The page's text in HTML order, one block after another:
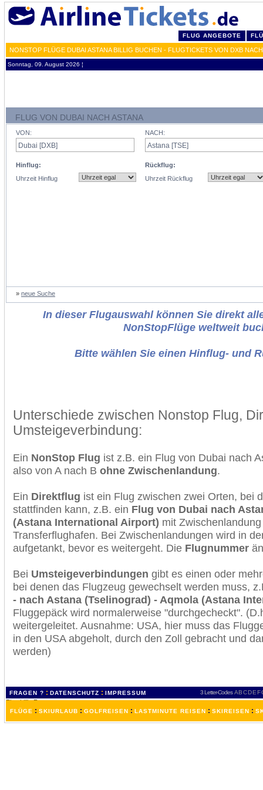
FLUG ANGEBOTE
NONSTOP FLÜGE DUBAI ASTANA BILLIG BUCHEN - FLUGTICKETS VON DXB
Sonntag, 09. August 2026 ¦
FLUG VON DUBAI NACH ASTANA
VON:
Hinflug:
Uhrzeit Hinflug
NACH:
Rückflug:
Uhrzeit Rückflug
» neue Suche
In dieser Flugauswahl können Sie direkt
NonStopFlüge weltweit
Bitte wählen Sie einen Hinflug- und
Unterschiede zwischen Nonstop Flug,
Umsteigeverbindung:
Ein NonStop Flug ist z.B. ein Flug von Dubai nach
also von A nach B ohne Zwischenlandung.
Ein Direktflug ist ein Flug zwischen zwei Orten, bei
stattfinden kann, z.B. ein Flug von Dubai nach
(Astana International Airport) mit
Transferflughafen. Bei Zwischenlandungen wird in
aufgetankt, bevor es weitergeht. Die Flugnummer
Bei Umsteigeverbindungen gibt es einen oder
bei denen das Flugzeug gewechselt werden muss,
- nach Astana (Tselinograd) - Aqmola (Astana
Fluggepäck wird normalerweise "durchgecheckt".
weitergeleitet. Ausnahme: USA, hier muss das
in den USA abgeholt, durch den Zoll gebracht und
werden)
FRAGEN ? : DATENSCHUTZ : IMPRESSUM 3 Letter-Codes ABCDEF
FLÜGE : SKIURLAUB : GOLFREISEN : LASTMINUTE REISEN : SKIREISEN :